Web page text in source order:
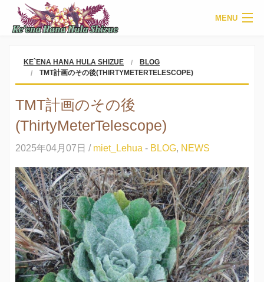
MENU
INSTRUCTORS
LESSON
EVENTS
BLOG
CONTACT
KE`ENA HANA HULA SHIZUE
BLOG
TMT計画のその後(THIRTYMETERTELESCOPE)
TMT計画のその後
(ThirtyMeterTelescope)
2025年04月07日 / miet_Lehua - BLOG, NEWS